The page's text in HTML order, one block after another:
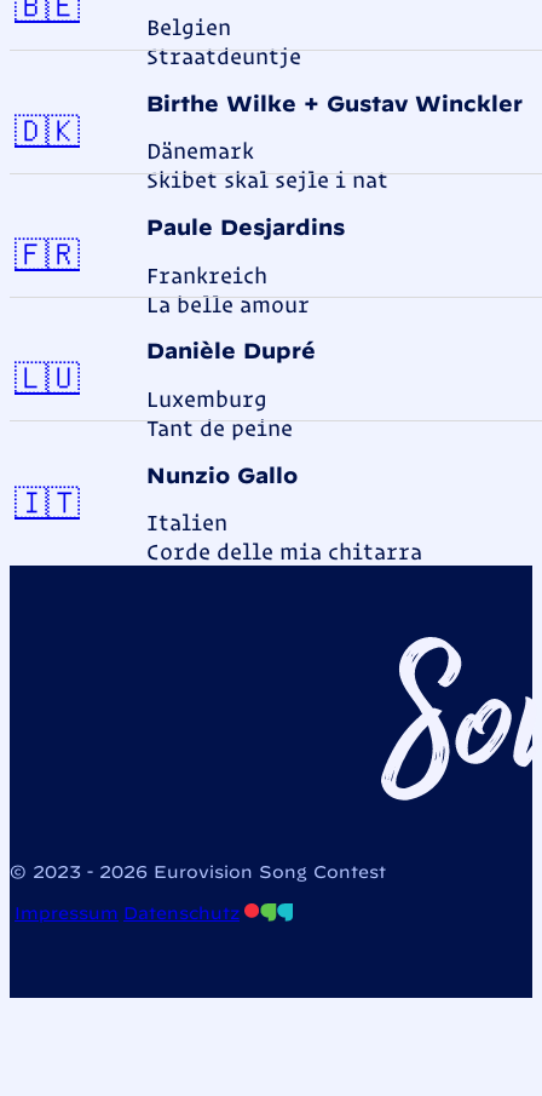
Belgien
Straatdeuntje
Birthe Wilke + Gustav Winckler
Dänemark
Skibet skal sejle i nat
🇩🇰Dänemark
Paule Desjardins
Frankreich
La belle amour
🇫🇷Frankreich
Danièle Dupré
Luxemburg
Tant de peine
🇱🇺Luxemburg
Nunzio Gallo
Italien
Corde delle mia chitarra
🇮🇹Italien
© 2023 - 2026 Eurovision Song Contest
Impressum Datenschutz